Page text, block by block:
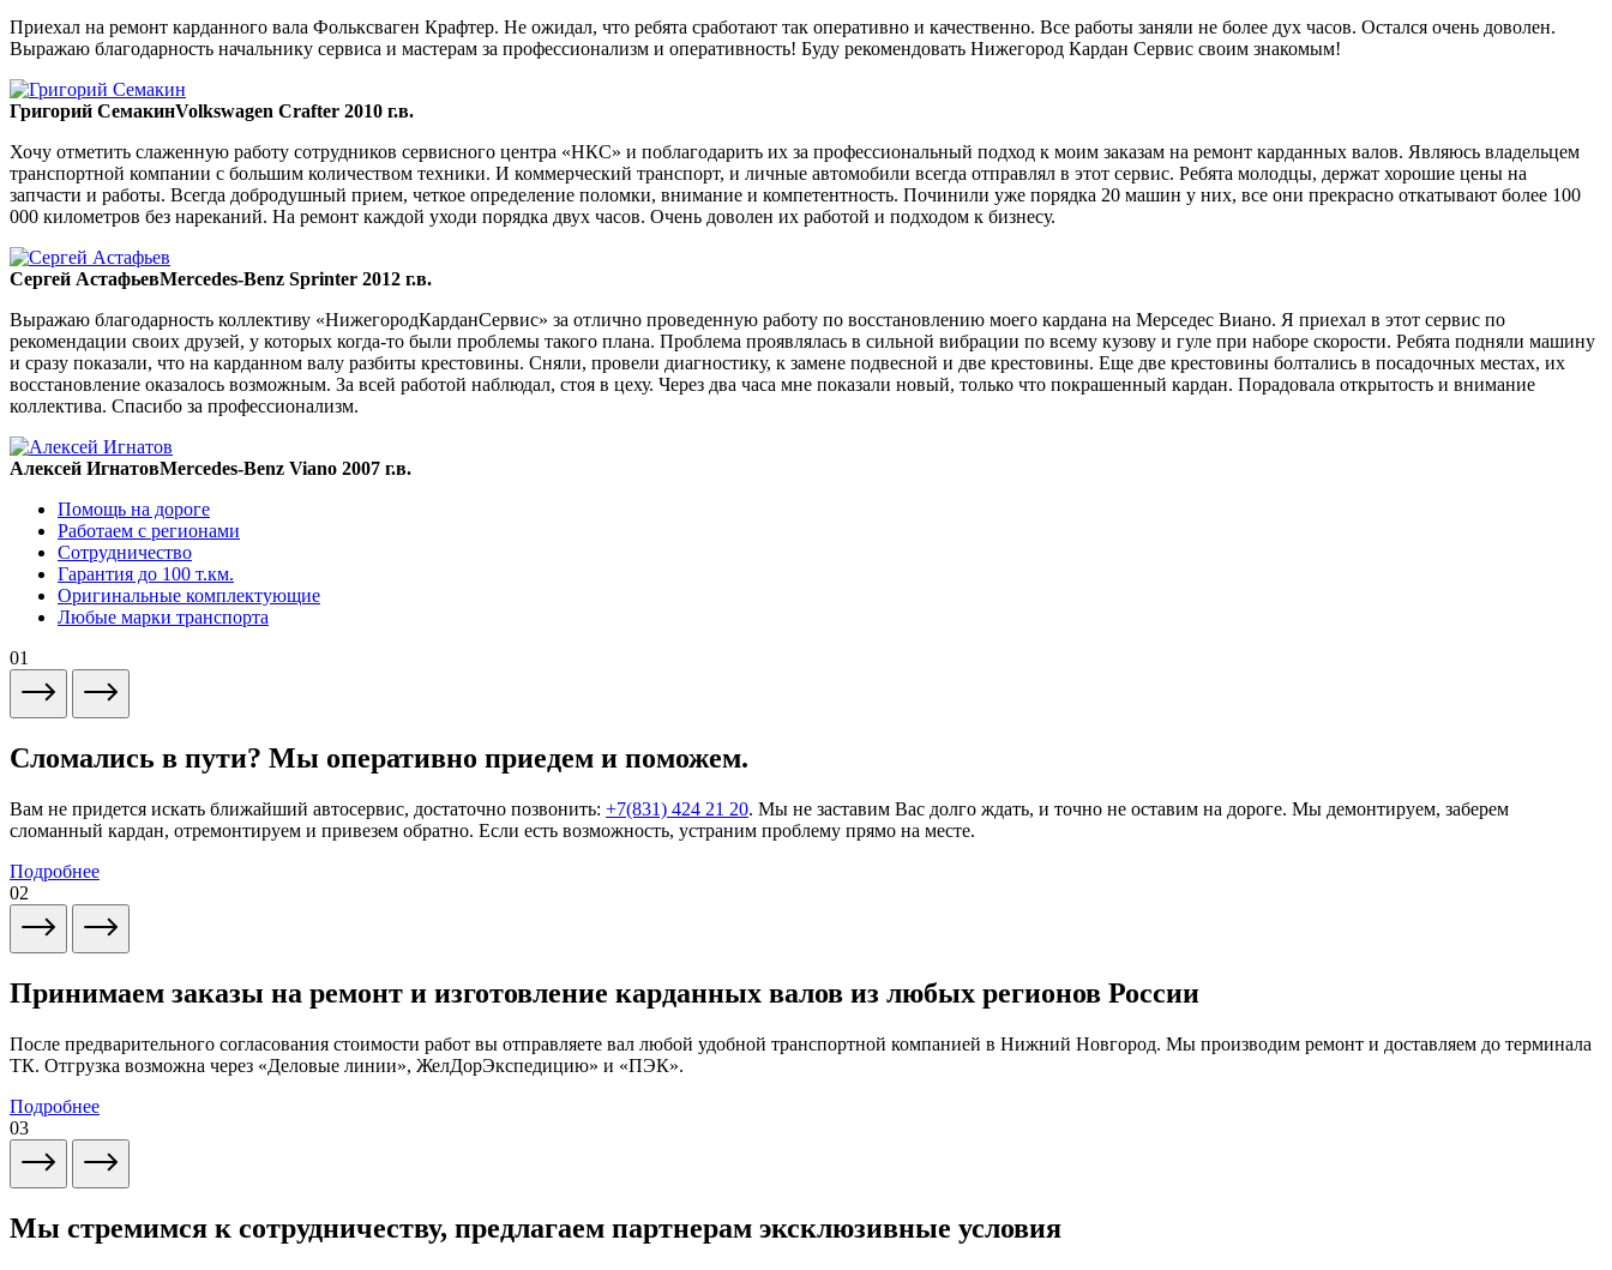
Приехал на ремонт карданного вала Фольксваген Крафтер. Не ожидал, что ребята сработают так оперативно и качественно. Все работы заняли не более дух часов. Остался очень доволен.
Выражаю благодарность начальнику сервиса и мастерам за профессионализм и оперативность! Буду рекомендовать Нижегород Кардан Сервис своим знакомым!
Григорий СемакинVolkswagen Crafter 2010 г.в.
Хочу отметить слаженную работу сотрудников сервисного центра «НКС» и поблагодарить их за профессиональный подход к моим заказам на ремонт карданных валов. Являюсь владельцем
транспортной компании с большим количеством техники. И коммерческий транспорт, и личные автомобили всегда отправлял в этот сервис. Ребята молодцы, держат хорошие цены на
запчасти и работы. Всегда добродушный прием, четкое определение поломки, внимание и компетентность. Починили уже порядка 20 машин у них, все они прекрасно откатывают более 100
000 километров без нареканий. На ремонт каждой уходи порядка двух часов. Очень доволен их работой и подходом к бизнесу.
Сергей АстафьевMercedes-Benz Sprinter 2012 г.в.
Выражаю благодарность коллективу «НижегородКарданСервис» за отлично проведенную работу по восстановлению моего кардана на Мерседес Виано. Я приехал в этот сервис по
рекомендации своих друзей, у которых когда-то были проблемы такого плана. Проблема проявлялась в сильной вибрации по всему кузову и гуле при наборе скорости. Ребята подняли машину
и сразу показали, что на карданном валу разбиты крестовины. Сняли, провели диагностику, к замене подвесной и две крестовины. Еще две крестовины болтались в посадочных местах, их
восстановление оказалось возможным. За всей работой наблюдал, стоя в цеху. Через два часа мне показали новый, только что покрашенный кардан. Порадовала открытость и внимание
коллектива. Спасибо за профессионализм.
Алексей ИгнатовMercedes-Benz Viano 2007 г.в.
Помощь на дороге
Работаем с регионами
Сотрудничество
Гарантия до 100 т.км.
Оригинальные комплектующие
Любые марки транспорта
01
Сломались в пути? Мы оперативно приедем и поможем.
Вам не придется искать ближайший автосервис, достаточно позвонить: +7(831) 424 21 20. Мы не заставим Вас долго ждать, и точно не оставим на дороге. Мы демонтируем, заберем
сломанный кардан, отремонтируем и привезем обратно. Если есть возможность, устраним проблему прямо на месте.
Подробнее
02
Принимаем заказы на ремонт и изготовление карданных валов из любых регионов России
После предварительного согласования стоимости работ вы отправляете вал любой удобной транспортной компанией в Нижний Новгород. Мы производим ремонт и доставляем до терминала
ТК. Отгрузка возможна через «Деловые линии», ЖелДорЭкспедицию» и «ПЭК».
Подробнее
03
Мы стремимся к сотрудничеству, предлагаем партнерам эксклюзивные условия